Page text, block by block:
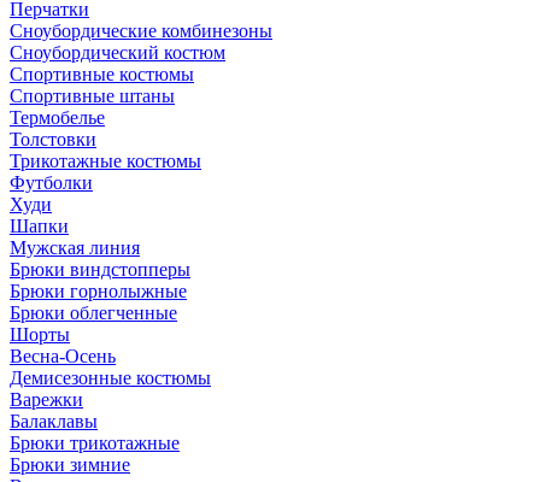
Перчатки
Сноубордические комбинезоны
Сноубордический костюм
Спортивные костюмы
Спортивные штаны
Термобелье
Толстовки
Трикотажные костюмы
Футболки
Худи
Шапки
Мужская линия
Брюки виндстопперы
Брюки горнолыжные
Брюки облегченные
Шорты
Весна-Осень
Демисезонные костюмы
Варежки
Балаклавы
Брюки трикотажные
Брюки зимние